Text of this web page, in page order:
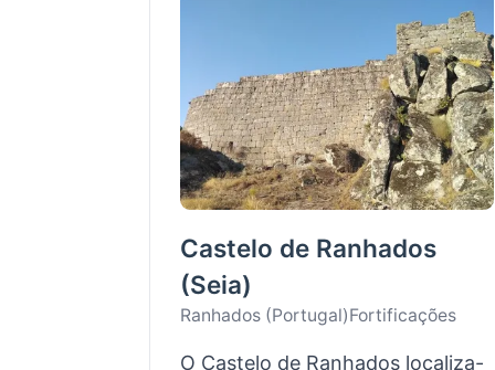
Castelo de Ranhados
(Seia)
Ranhados (Portugal)Fortificações
O Castelo de Ranhados localiza-